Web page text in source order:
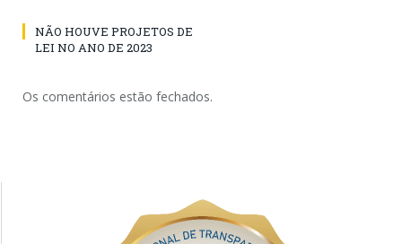
NÃO HOUVE PROJETOS DE
LEI NO ANO DE 2023
Os comentários estão fechados.